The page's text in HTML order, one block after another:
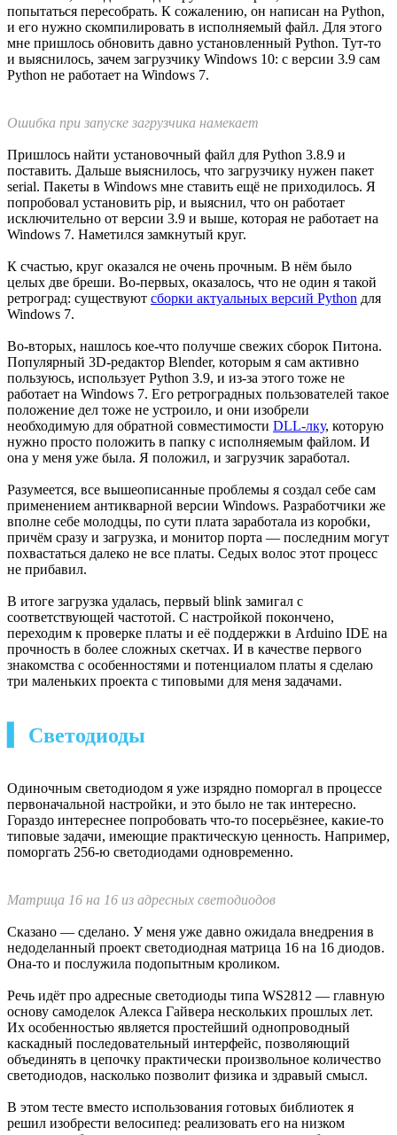
ссылку на установочный пакет в список источников в
настройках, потом устанавливаем через Менеджер плат.
https://elron.tech/files/package_elbear_beta_index.json
не быстрая, пришлось подождать.
Далее инструкция говорит: если в плате нет загрузчика,
понадобится особый фирменный JTAG-программатор. я брал
комплект без него, но так как версия AC VER предназначена
именно для работы в роли Ардуины, я понадеялся, что
Arduino-совместимых платах. Надежда, впрочем, была какой-
то неуверенной, и я даже уже начал вспоминать, где у меня
лежат мои, нефирменные, JTAG программаторы, которые не
пригождались уже очень давно.
Установленный в IDE пакет поддержки платы
Я подключил плату, и она сразу бодро замигала зелёным
светодиодом, что намекало, что туда уже загружен
стандартный blink, и это укрепило надежду. Драйвера для
сообщений про установку чего-либо Windows при
подключении платы не выдал, соответствующий COM-порт
появился. Я выбрал его и попытался загрузить какой-нибудь
скетч. Инструкция предлагала загрузить стандартный же
blink. Почему бы и нет.
▍ ССЗБ и Windows 7
Первая попытка загрузки скетча
неизвестно, IDE не уточняет. Впрочем, паниковать было рано,
загрузки первого скетча бывает весьма замысловатым, и пока
ничего особенного не произошло.
отметена: порт появляется, и монитор порта видит, что
выводит в порт загруженный скетч. Спасибо разработчикам,
что предусмотрели такой вывод! Остались сомнения по
наличию правильного загрузчика в плате, но скорее всего он
был правильным.